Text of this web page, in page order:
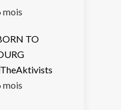
mois
TO
TheAktivists
mois